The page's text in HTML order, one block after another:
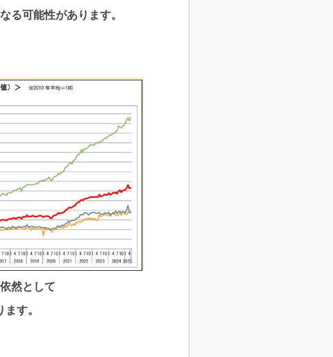
る可能性があります。
然として
す。